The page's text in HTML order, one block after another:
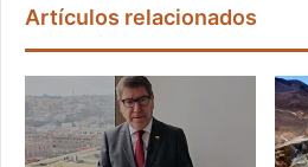
Artículos relacionados